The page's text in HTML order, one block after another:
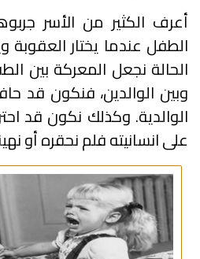
أعرف الكثير من الأسر
الطفل عندما يختار العقوبة
الحالة نجعل المعركة بين
وبين الوالدين، فنكون قد
الوالدية. وكذلك نكون قد
على انسانيته فلم نحقره أو